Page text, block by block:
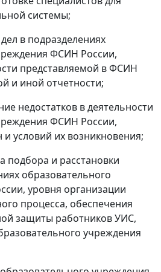
системы;
в подразделениях
ФСИН России,
представляемой в ФСИН
и иной отчетности;
недостатков в деятельности
ФСИН России,
условий их возникновения;
подбора и расстановки
образовательного
уровня организации
процесса, обеспечения
защиты работников УИС,
учреждения